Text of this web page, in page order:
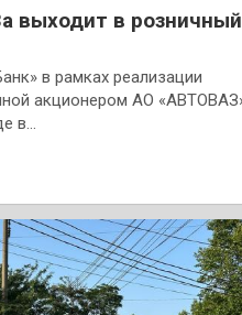
выходит в розничный
в рамках реализации
акционером АО
в…